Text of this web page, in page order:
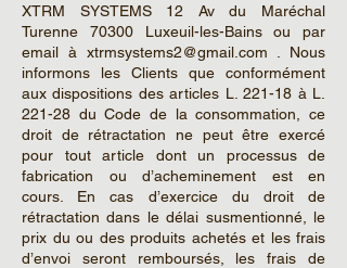
XTRM SYSTEMS 12 Av du Maréchal
Turenne 70300 Luxeuil-les-Bains ou par
email à xtrmsystems2@gmail.com . Nous
informons les Clients que conformément
aux dispositions des articles L. 221-18 à L.
221-28 du Code de la consommation, ce
droit de rétractation ne peut être exercé
pour tout article dont un processus de
fabrication ou d’acheminement est en
cours. En cas d’exercice du droit de
rétractation dans le délai susmentionné, le
prix du ou des produits achetés et les frais
d’envoi seront remboursés, les frais de